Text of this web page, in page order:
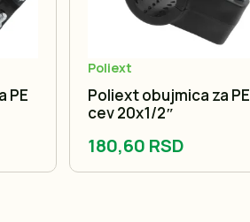
PE
Poliext
Poliext obujmica za PE
cev 20x1/2″
180,60 RSD